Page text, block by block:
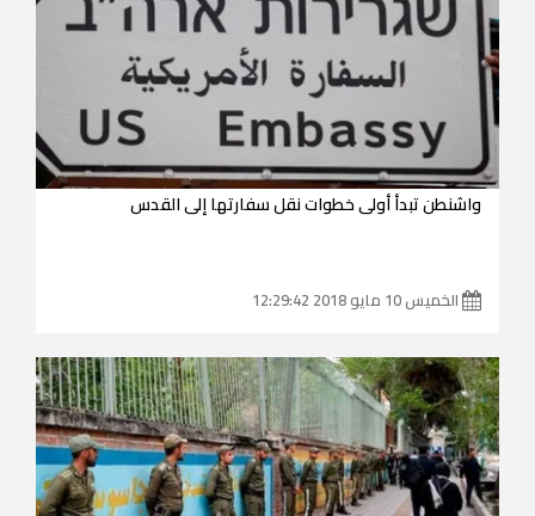
واشنطن تبدأ أولى خطوات نقل سفارتها إلى القدس
الخميس 10 مايو 2018 12:29:42